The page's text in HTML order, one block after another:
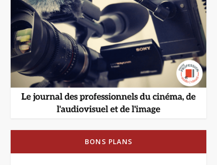
BONS PLANS